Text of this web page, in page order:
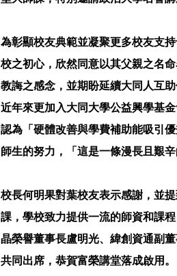
為彰顯校友典範並凝聚更多校友支
校之初心，欣然同意以其父親之名
教誨之感念，並期盼延續大同人互
近年來更加入大同大學公益興學基
認為「硬體改善與學費補助能吸引
師生的努力，「這是一條漫長且艱
校長何明果對葉校友表示感謝，並
課，學校致力提供一流的師資和課
晶榮譽董事長盧明光、緯創資通副
共同出席，恭賀富榮講堂落成啟用。